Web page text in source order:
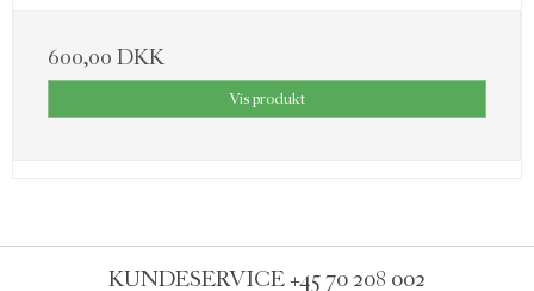
600,00 DKK
Vis produkt
KUNDESERVICE+45 70 208 002